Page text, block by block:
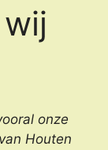
onze
Houten